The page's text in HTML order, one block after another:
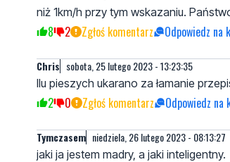
niż 1km/h przy tym wskazaniu.
8 2 Zgłoś komentarz Odpowiedz na
Chris sobota, 25 lutego 2023 - 13:23:35
Ilu pieszych ukarano za łamanie
2 0 Zgłoś komentarz Odpowiedz na
Tymczasem niedziela, 26 lutego 2023 - 08:13:27
jaki ja jestem madry, a jaki inteligentny.